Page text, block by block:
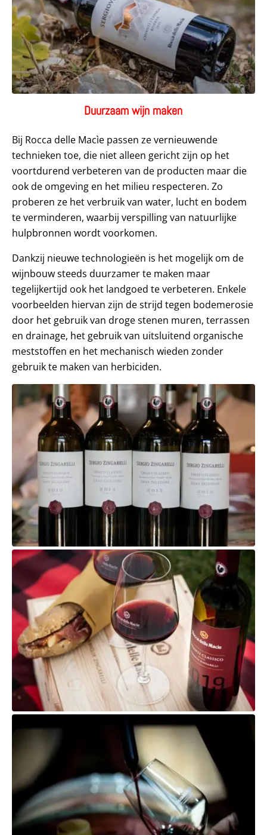
Duurzaam wijn maken
Bij Rocca delle Macìe passen ze vernieuwende
technieken toe, die niet alleen gericht zijn op het
voortdurend verbeteren van de producten maar die
ook de omgeving en het milieu respecteren. Zo
proberen ze het verbruik van water, lucht en bodem
te verminderen, waarbij verspilling van natuurlijke
hulpbronnen wordt voorkomen.
Dankzij nieuwe technologieën is het mogelijk om de
wijnbouw steeds duurzamer te maken maar
tegelijkertijd ook het landgoed te verbeteren. Enkele
voorbeelden hiervan zijn de strijd tegen bodemerosie
door het gebruik van droge stenen muren, terrassen
en drainage, het gebruik van uitsluitend organische
meststoffen en het mechanisch wieden zonder
gebruik te maken van herbiciden.